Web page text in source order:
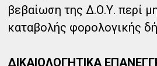
βεβαίωση της Δ.Ο.Υ. περί
καταβολής φορολογικής
ΔΙΚΑΙΟΛΟΓΗΤΙΚΑ